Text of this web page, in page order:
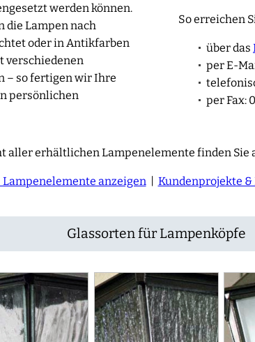
werden können.
die Lampen nach
oder in Antikfarben
verschiedenen
– so fertigen wir Ihre
persönlichen
So erreichen
über das
per E-
per Fax:
aller erhältlichen Lampenelemente finden Sie
anzeigen | Kundenprojekte
Glassorten für Lampenköpfe